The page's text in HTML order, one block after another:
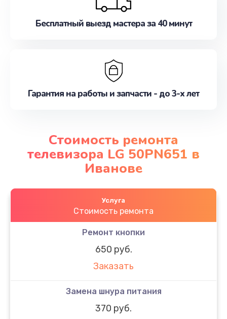
Бесплатный выезд мастера за 40 минут
Гарантия на работы и запчасти - до 3-х лет
Стоимость ремонта
телевизора LG 50PN651 в
Иванове
Услуга
Стоимость ремонта
Ремонт кнопки
650 руб.
Заказать
Замена шнура питания
370 руб.